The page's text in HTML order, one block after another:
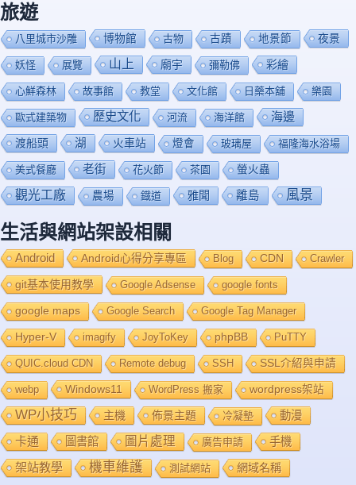
旅遊
八里城市沙雕 博物館 古物 古蹟 地景節 夜景
妖怪 展覽 山上 廟宇 彌勒佛 彩繪
心鮮森林 故事館 教堂 文化館 日藥本舖 樂園
歐式建築物 歷史文化 河流 海洋館 海邊
渡船頭 湖 火車站 燈會 玻璃屋 福隆海水浴場
美式餐廳 老街 花火節 茶園 螢火蟲
觀光工廠 農場 鐡道 雅聞 離島 風景
生活與網站架設相關
Android Android心得分享專區 Blog CDN Crawler
git基本使用教學 Google Adsense google fonts
google maps Google Search Google Tag Manager
Hyper-V imagify JoyToKey phpBB PuTTY
QUIC.cloud CDN Remote debug SSH SSL介紹與申請
webp Windows11 WordPress 搬家 wordpress架站
WP小技巧 主機 佈景主題 冷凝墊 動漫
卡通 圖書館 圖片處理 廣告申請 手機
架站教學 機車維護 測試網站 網域名稱